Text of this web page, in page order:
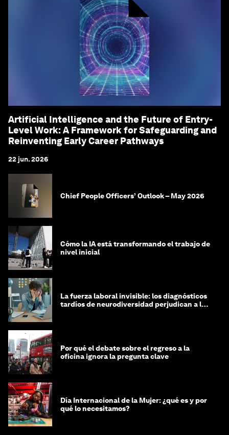
Artificial Intelligence and the Future of Entry-
Level Work: A Framework for Safeguarding and
Reinventing Early Career Pathways
22 jun. 2026
Chief People Officers’ Outlook – May 2026
Cómo la IA está transformando el trabajo de
nivel inicial
La fuerza laboral invisible: los diagnósticos
tardíos de neurodiversidad perjudican a las
Por qué el debate sobre el regreso a la
oficina ignora la pregunta clave
Día Internacional de la Mujer: ¿qué es y por
qué lo necesitamos?